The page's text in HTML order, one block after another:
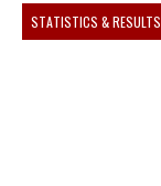
STATISTICS & RESULTS